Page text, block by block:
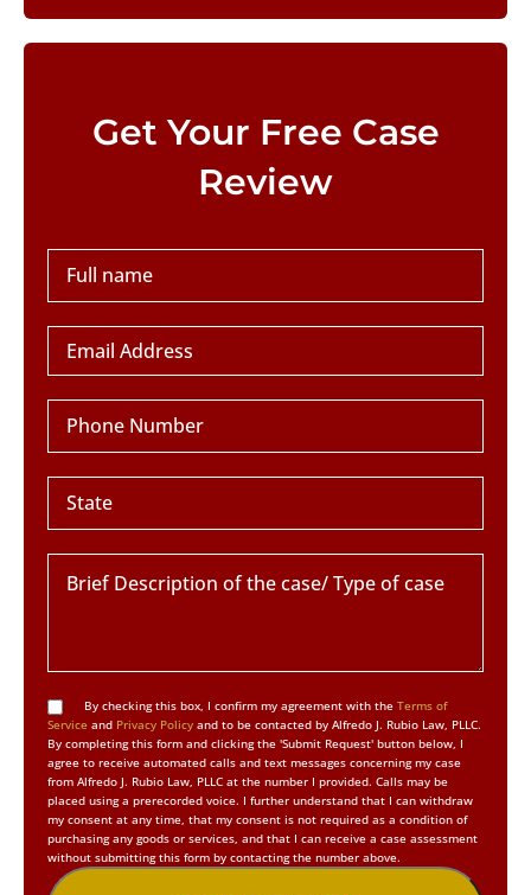
Get Your Free Case
Review
By checking this box, I confirm my agreement with the Terms of
Service and Privacy Policy and to be contacted by Alfredo J. Rubio Law, PLLC.
By completing this form and clicking the 'Submit Request' button below, I
agree to receive automated calls and text messages concerning my case
from Alfredo J. Rubio Law, PLLC at the number I provided. Calls may be
placed using a prerecorded voice. I further understand that I can withdraw
my consent at any time, that my consent is not required as a condition of
purchasing any goods or services, and that I can receive a case assessment
without submitting this form by contacting the number above.